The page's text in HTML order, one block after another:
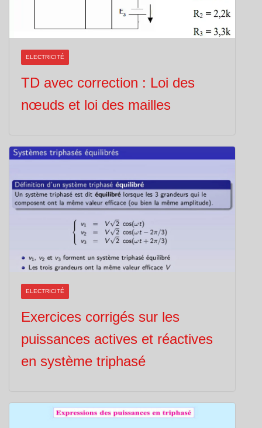
ELECTRICITÉ
TD avec correction : Loi des
nœuds et loi des mailles
ELECTRICITÉ
Exercices corrigés sur les
puissances actives et réactives
en système triphasé